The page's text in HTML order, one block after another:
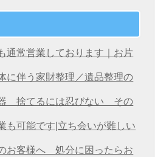
通常営業しております｜お片
サービス市川店へ
伴う家財整理／遺品整理の
捨てるには忍びない その
も可能です|立ち会いが難しい
お客様へ 処分に困ったらお